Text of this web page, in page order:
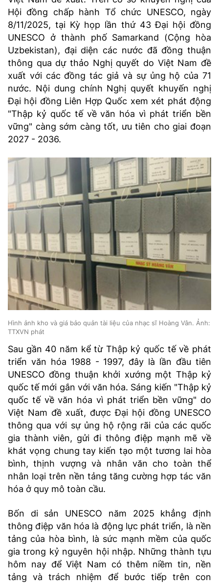
Hội đồng chấp hành Tổ chức UNESCO, ngày
8/11/2025, tại Kỳ họp lần thứ 43 Đại hội đồng
UNESCO ở thành phố Samarkand (Cộng hòa
Uzbekistan), đại diện các nước đã đồng thuận
thông qua dự thảo Nghị quyết do Việt Nam đề
xuất với các đồng tác giả và sự ủng hộ của 71
nước. Nội dung chính Nghị quyết khuyến nghị
Đại hội đồng Liên Hợp Quốc xem xét phát động
"Thập kỷ quốc tế về văn hóa vì phát triển bền
vững" càng sớm càng tốt, ưu tiên cho giai đoạn
2027 - 2036.
Hình ảnh kho và giá bảo quản tài liệu của nhạc sĩ Hoàng Vân. Ảnh:
TTXVN phát
Sau gần 40 năm kể từ Thập kỷ quốc tế về phát
triển văn hóa 1988 - 1997, đây là lần đầu tiên
UNESCO đồng thuận khởi xướng một Thập kỷ
quốc tế mới gắn với văn hóa. Sáng kiến "Thập kỷ
quốc tế về văn hóa vì phát triển bền vững" do
Việt Nam đề xuất, được Đại hội đồng UNESCO
thông qua với sự ủng hộ rộng rãi của các quốc
gia thành viên, gửi đi thông điệp mạnh mẽ về
khát vọng chung tay kiến tạo một tương lai hòa
bình, thịnh vượng và nhân văn cho toàn thể
nhân loại trên nền tảng tăng cường hợp tác văn
hóa ở quy mô toàn cầu.
Bốn di sản UNESCO năm 2025 khẳng định
thông điệp văn hóa là động lực phát triển, là nền
tảng của hòa bình, là sức mạnh mềm của quốc
gia trong kỷ nguyên hội nhập. Những thành tựu
hôm nay để Việt Nam có thêm niềm tin, nền
tảng và trách nhiệm để bước tiếp trên con